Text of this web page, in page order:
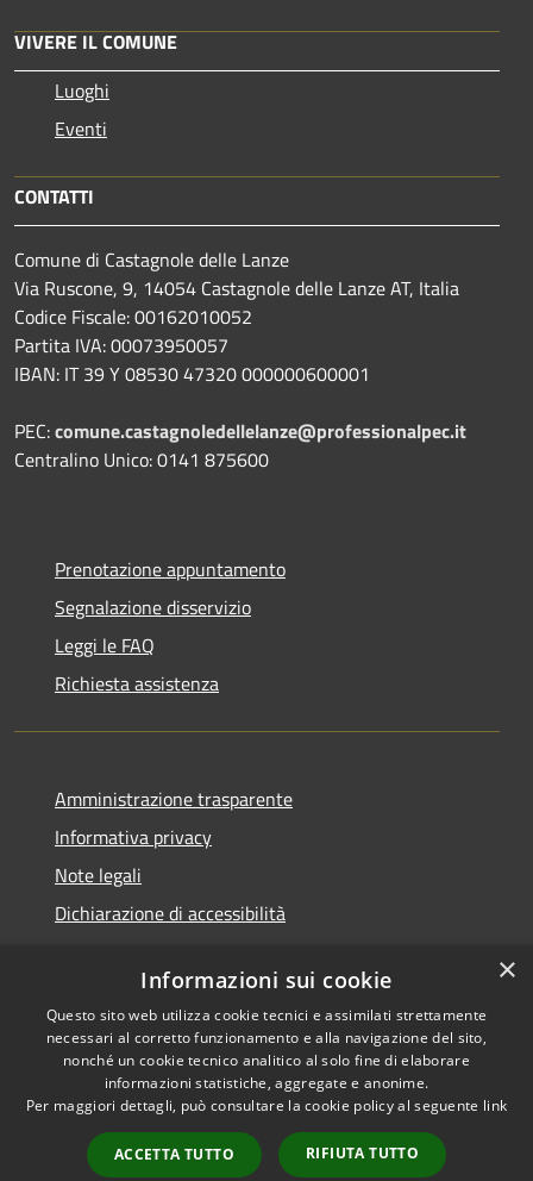
VIVERE IL COMUNE
Luoghi
Eventi
CONTATTI
Comune di Castagnole delle Lanze
Via Ruscone, 9, 14054 Castagnole delle Lanze AT, Italia
Codice Fiscale: 00162010052
Partita IVA: 00073950057
IBAN: IT 39 Y 08530 47320 000000600001
PEC:comune.castagnoledellelanze@professionalpec.it
Centralino Unico: 0141 875600
Prenotazione appuntamento
Segnalazione disservizio
Leggi le FAQ
Richiesta assistenza
Amministrazione trasparente
Informativa privacy
Note legali
Dichiarazione di accessibilità
RSS
Accessibilità
Cookie
Mappa del sito
Comune convenzionato
Astigov
Progetto|Convenzione|
Adesioni
×
Informazioni sui cookie
Questo sito web utilizza cookie tecnici e assimilati strettamente
necessari al corretto funzionamento e alla navigazione del sito,
nonché un cookie tecnico analitico al solo fine di elaborare
informazioni statistiche, aggregate e anonime.
Per maggiori dettagli, può consultare la cookie policy al seguente link
ACCETTA TUTTO RIFIUTA TUTTO